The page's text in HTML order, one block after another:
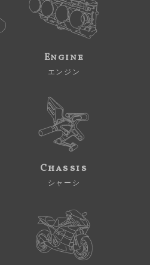
Engine
エンジン
Chassis
シャーシ